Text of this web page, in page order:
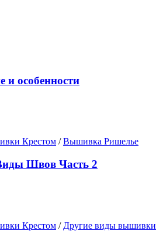
и особенности
Крестом /Вышивка Ришелье
Швов Часть 2
Крестом / Другие виды вышивки